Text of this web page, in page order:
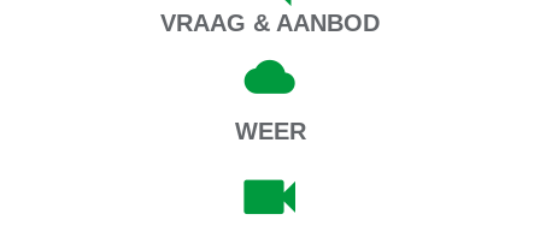
VRAAG & AANBOD
WEER